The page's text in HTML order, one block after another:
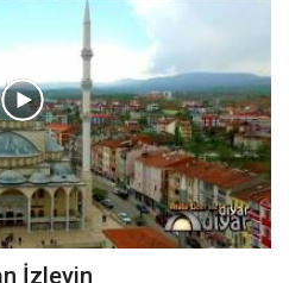
İzleyin